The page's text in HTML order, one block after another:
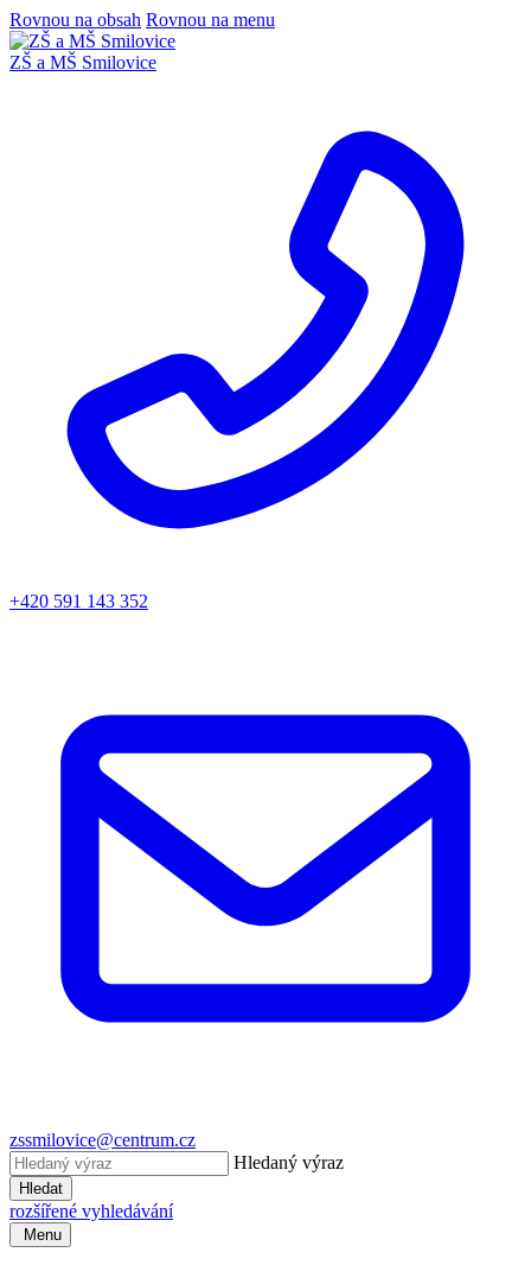
Rovnou na obsah Rovnou na menu
ZŠ a MŠ Smilovice
+420 591 143 352
zssmilovice@centrum.cz
Hledaný výraz
Hledat
rozšířené vyhledávání
Menu